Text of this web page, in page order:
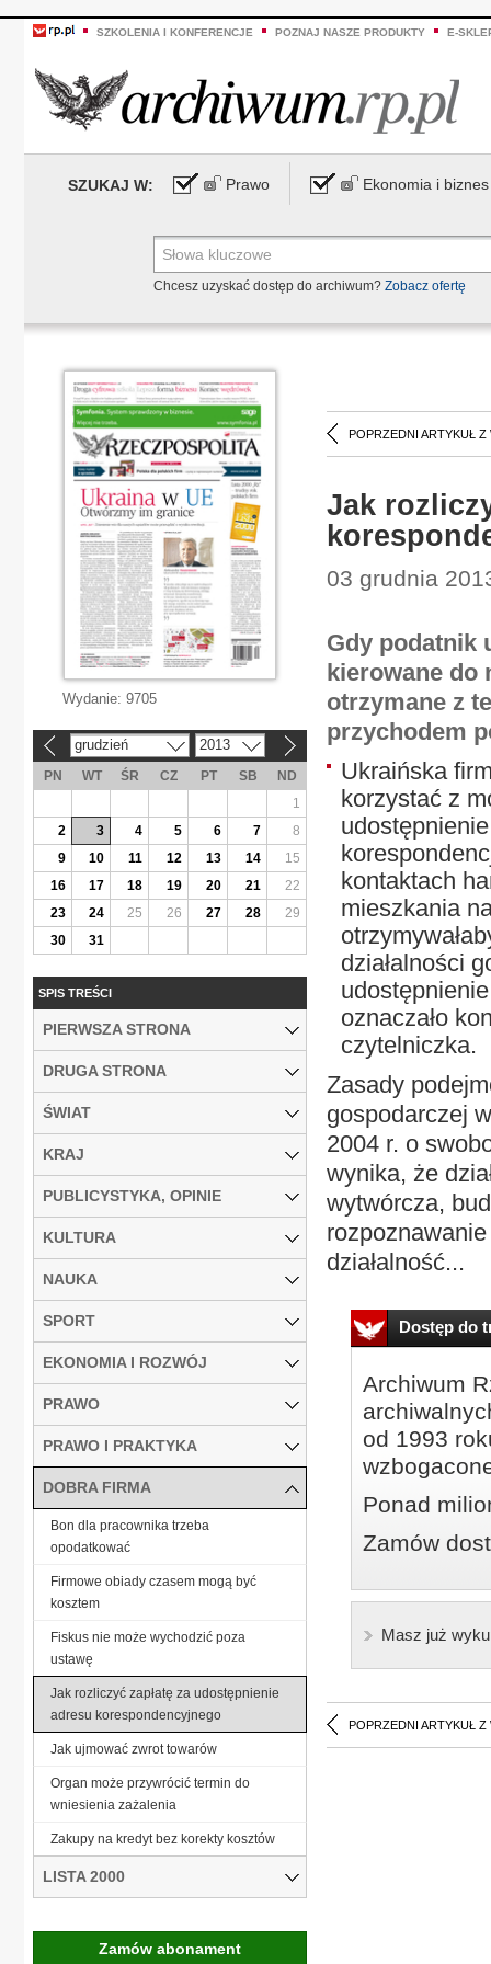
SZKOLENIA I KONFERENCJE POZNAJ NASZE PRODUKTY E-
SZUKAJ W: Prawo Ekonomia i biznes
Chcesz uzyskać dostęp do archiwum? Zobacz ofertę
POPRZEDNI ARTYKUŁ Z
Jak
03 grudnia
Gdy podatnik
kierowane do
otrzymane z
przychodem
Ukraińska
korzystać z
kontaktach
mieszkania
działalności
oznaczało
czytelniczka.
Zasady
gospodarczej
2004 r. o
wynika, że
wytwórcza,
działalność...
Dostęp do
Archiwum
od 1993
Ponad
Zamów
Masz już
POPRZEDNI ARTYKUŁ Z
Wydanie: 9705
grudzień 2013
PN WT ŚR CZ PT SB
ND
1
2
3 4 5 6 7
8
9
10 11 12 13 14
15
16
17 18 19 20 21
22
23
24 25 26 27 28
29
30
31
SPIS TREŚCI
PIERWSZA STRONA
DRUGA STRONA
ŚWIAT
KRAJ
PUBLICYSTYKA, OPINIE
KULTURA
NAUKA
SPORT
EKONOMIA I ROZWÓJ
PRAWO
PRAWO I PRAKTYKA
DOBRA FIRMA
Bon dla pracownika trzeba
opodatkować
Firmowe obiady czasem mogą być
kosztem
Fiskus nie może wychodzić poza
ustawę
Jak rozliczyć zapłatę za udostępnienie
adresu korespondencyjnego
Jak ujmować zwrot towarów
Organ może przywrócić termin do
wniesienia zażalenia
Zakupy na kredyt bez korekty kosztów
LISTA 2000
Zamów abonament